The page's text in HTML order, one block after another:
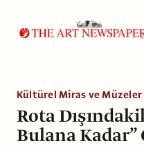
Kültürel Miras ve Müzeler
Rota
Bulana